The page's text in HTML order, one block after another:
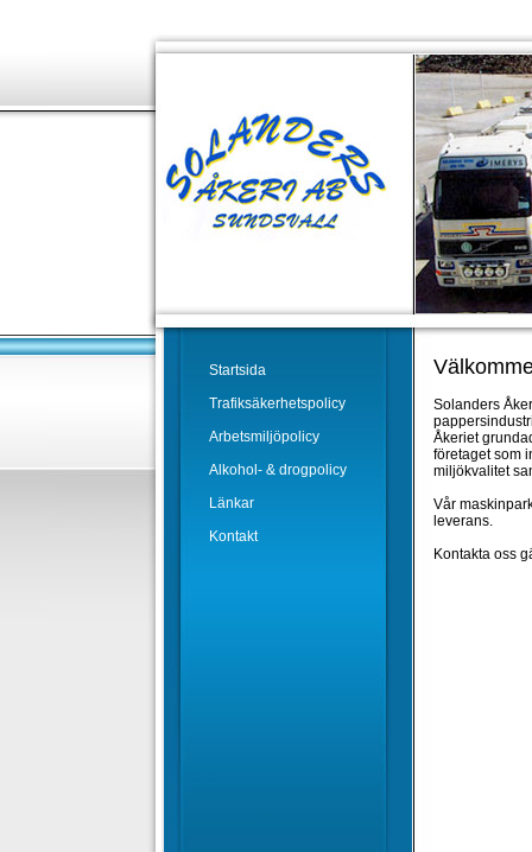
Startsida
Trafiksäkerhetspolicy
Arbetsmiljöpolicy
Alkohol- & drogpolicy
Länkar
Kontakt
Solanders
Åkeriet
företaget som
miljökvalitet
Vår
leverans.
Kontakta oss